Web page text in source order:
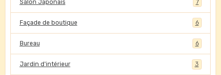
Salon Japonais 7
Façade de boutique 6
Bureau 6
Jardin d'intérieur 3